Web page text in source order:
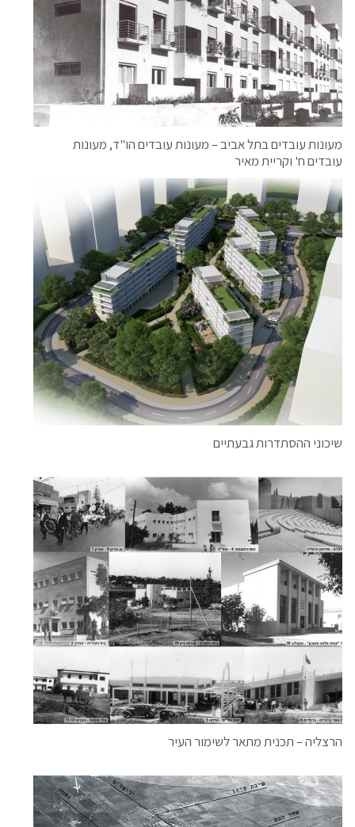
מעונות עובדים בתל אביב – מעונות עובדים הו"ד, מעונות
עובדים ח' וקריית מאיר
שיכוני ההסתדרות גבעתיים
הרצליה – תכנית מתאר לשימור העיר